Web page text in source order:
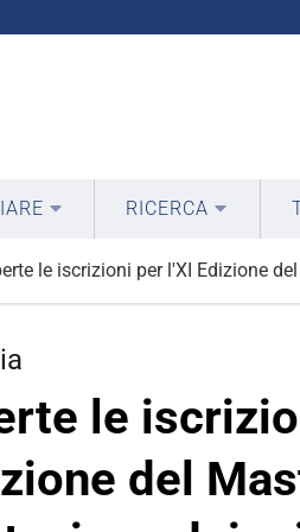
RICERCA
le iscrizioni per l'XI Edizione
le
del